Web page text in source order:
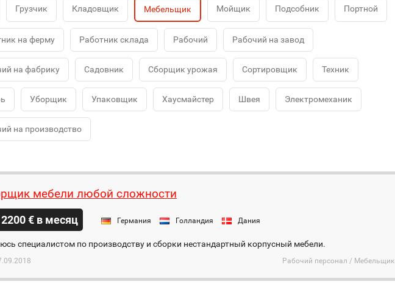
Грузчик Кладовщик Мебельщик Мойщик Подсобник Портной
на ферму Работник склада Рабочий Рабочий на завод
на фабрику Садовник Сборщик урожая Сортировщик Техник
Уборщик Упаковщик Хаусмайстер Швея Электромеханик
на производство
мебели любой сложности
2200 € в месяц Германия Голландия Дания
специалистом по производству и сборки нестандартный корпусный мебели.
Рабочий персонал / Мебельщик